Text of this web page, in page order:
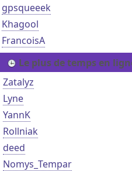
gpsqueeek
Khagool
FrancoisA
Le plus de temps en
Zatalyz
Lyne
YannK
Rollniak
deed
Nomys_Tempar